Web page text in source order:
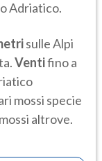
Adriatico.
sulle Alpi
Ventifino a
mossi specie
altrove.